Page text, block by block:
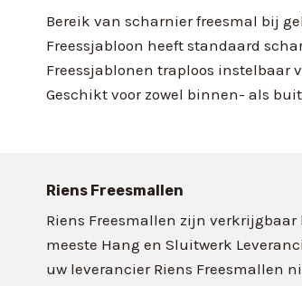
Bereik van scharnier freesmal bij
Freessjabloon heeft standaard
Freessjablonen traploos instelbaar
Geschikt voor zowel binnen- als
Riens Freesmallen
Riens Freesmallen zijn verkrijgbaar
meeste Hang en Sluitwerk
uw leverancier Riens Freesmallen